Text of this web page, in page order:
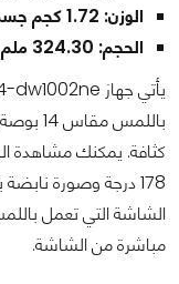
الوزن: 1.72 كجم جسم معدني
الحجم: 324.30 ملم × 222.80 ملم × 18.94 ملم
كثافة. يمكنك مشاهدة
178 درجة وصورة
الشاشة التي تعمل
مباشرة من الشاشة.